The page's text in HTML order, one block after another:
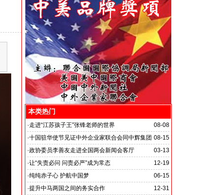
本类热门
08-08
·走进“江苏孩子王”张锋老师的世界
08-15
·十国驻华使节见证中外企业家联合会同中辉集团
签署战略合作备忘录
03-13
·政协委员李善友走进全国两会新闻会客厅
12-19
·让“失责必问 问责必严”成为常态
06-15
·纯纯赤子心 护航中国梦
12-31
·提升中马两国之间的务实合作